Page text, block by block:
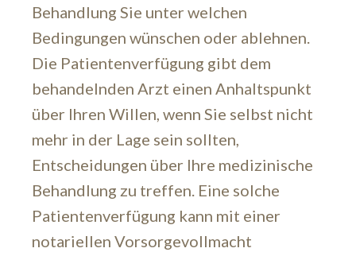
Behandlung Sie unter welchen
Bedingungen wünschen oder ablehnen.
Die Patientenverfügung gibt dem
behandelnden Arzt einen Anhaltspunkt
über Ihren Willen, wenn Sie selbst nicht
mehr in der Lage sein sollten,
Entscheidungen über Ihre medizinische
Behandlung zu treffen. Eine solche
Patientenverfügung kann mit einer
notariellen Vorsorgevollmacht